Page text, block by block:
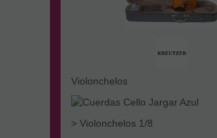
Violonchelos
> Violonchelos 1/8